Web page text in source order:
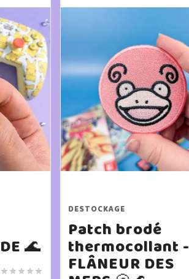
🌊
    
DESTOCKAGE
Patch brodé
thermocollant -
FLÂNEUR DES